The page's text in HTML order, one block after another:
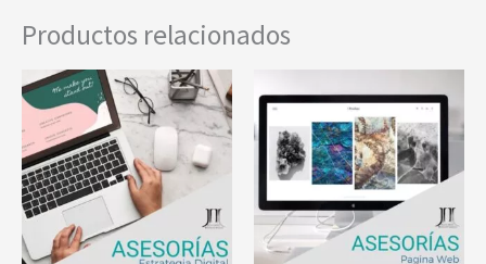
Productos relacionados